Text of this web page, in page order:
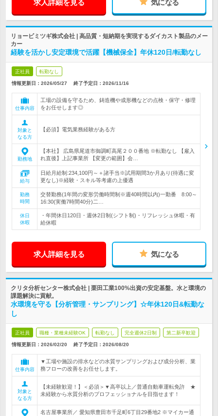
求人詳細を見る 気になる
リョービミツギ株式会社 | 高品質・短納期を実現するダイカスト製品のメー
カー
経験を活かし安定環境で活躍【機械保全】年休120日/転勤なし
正社員 転勤なし
情報更新日：2026/05/27 終了予定日： 2026/11/16
仕事内容
工場の設備を守るため、鋳造機や成形機などの点検・保守・修理
をお任せします◎
対象と
なる方
【必須】電気業務経験がある方
勤務地
【本社】 広島県尾道市御調町高尾２００番地 ※転勤なし 【雇入
れ直後】上記事業所 【変更の範囲】会…
給与
日給月給制:234,100円～＋諸手当※試用期間3か月あり(待遇に変
更なし)※経験・スキル等考慮の上優遇
勤務
時間
交替勤務(1年間の変形労働時間制※週40時間以内)一勤番 8:00～
16:30(実働7時間40分)二…
休日
休暇
・年間休日120日・週休2日制(シフト制)・リフレッシュ休暇・有
給休暇
求人詳細を見る 気になる
クリタ分析センター株式会社 | 栗田工業100%出資の安定基盤。水と環境の
課題解決に貢献。
水環境を守る【分析管理・サンプリング】☆年休120日&転勤な
し
正社員 職種・業種未経験OK 転勤なし 完全週休2日制 第二新卒歓迎
情報更新日：2026/02/20 終了予定日： 2026/08/20
仕事内容
▼工場や施設の排水などの水質サンプリングおよび成分分析、業
務フローの改善をお任せします。
対象と
なる方
【未経験歓迎！】＜必須＞▼高卒以上／普通自動車運転免許 ★
未経験から水質分析のプロフェッショナルを目指せます！
名古屋事業所／ 愛知県豊田市千足町6丁目29番地2 ※マイカー通